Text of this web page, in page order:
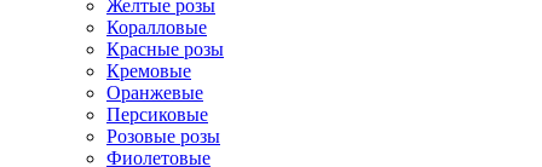
Желтые розы
Коралловые
Красные розы
Кремовые
Оранжевые
Персиковые
Розовые розы
Фиолетовые